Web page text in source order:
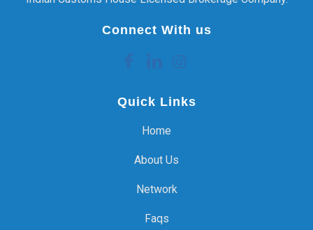
Connect With us
Quick Links
Home
About Us
Network
Faqs